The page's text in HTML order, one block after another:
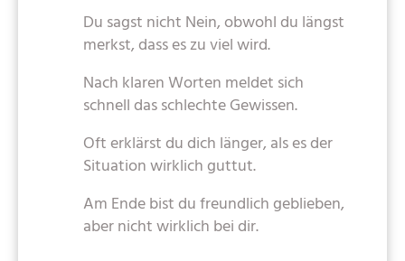
Du sagst nicht Nein, obwohl du längst
merkst, dass es zu viel wird.
Nach klaren Worten meldet sich
schnell das schlechte Gewissen.
Oft erklärst du dich länger, als es der
Situation wirklich guttut.
Am Ende bist du freundlich geblieben,
aber nicht wirklich bei dir.